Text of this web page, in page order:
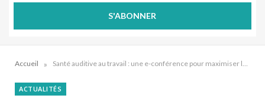
S'ABONNER
Accueil » Santé auditive au travail : une e-conférence pour maximiser la mobilisation
ACTUALITÉS